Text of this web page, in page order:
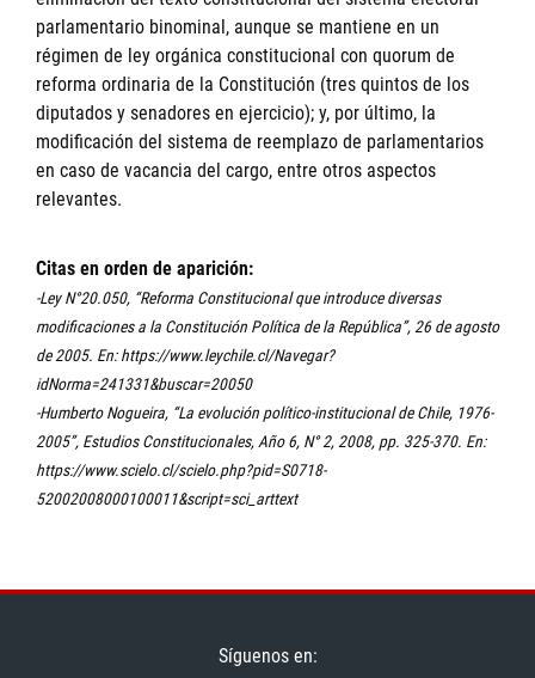
parlamentario binominal, aunque se mantiene en un
régimen de ley orgánica constitucional con quorum de
reforma ordinaria de la Constitución (tres quintos de los
diputados y senadores en ejercicio); y, por último, la
modificación del sistema de reemplazo de parlamentarios
en caso de vacancia del cargo, entre otros aspectos
relevantes.
Citas en orden de aparición:
-Ley N°20.050, “Reforma Constitucional que introduce diversas
modificaciones a la Constitución Política de la República”, 26 de agosto
de 2005. En: https://www.leychile.cl/Navegar?
idNorma=241331&buscar=20050
-Humberto Nogueira, “La evolución político-institucional de Chile, 1976-
2005”, Estudios Constitucionales, Año 6, N° 2, 2008, pp. 325-370. En:
https://www.scielo.cl/scielo.php?pid=S0718-
52002008000100011&script=sci_arttext
Síguenos en: